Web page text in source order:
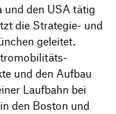
und den USA tätig
die Strategie- und
geleitet.
und den Aufbau
Laufbahn bei
den Boston und